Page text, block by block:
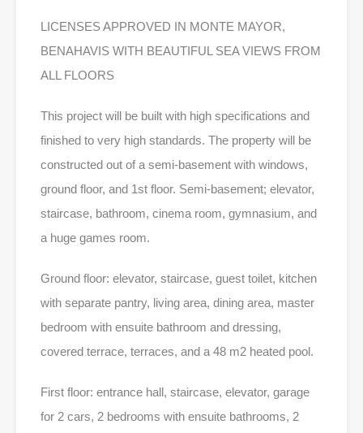
LICENSES APPROVED IN MONTE MAYOR,
BENAHAVIS WITH BEAUTIFUL SEA VIEWS FROM
ALL FLOORS
This project will be built with high specifications and
finished to very high standards. The property will be
constructed out of a semi-basement with windows,
ground floor, and 1st floor. Semi-basement; elevator,
staircase, bathroom, cinema room, gymnasium, and
a huge games room.
Ground floor: elevator, staircase, guest toilet, kitchen
with separate pantry, living area, dining area, master
bedroom with ensuite bathroom and dressing,
covered terrace, terraces, and a 48 m2 heated pool.
First floor: entrance hall, staircase, elevator, garage
for 2 cars, 2 bedrooms with ensuite bathrooms, 2